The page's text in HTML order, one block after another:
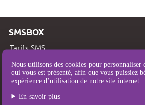
Nous utilisons des cookies pour personnaliser
qui vous est présenté, afin que vous puissiez
expérience d’utilisation de notre site internet.
En savoir plus
SMSBOX
Tarifs SMS
Couverture SMS
Qui sommes-nous ?
Mentions légales